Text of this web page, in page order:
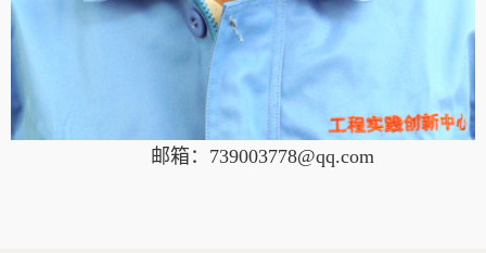
邮箱：739003778@qq.com